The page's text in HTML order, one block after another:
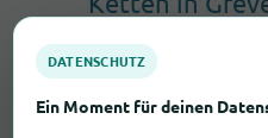
In Greven findest du
DATENSCHUTZ
Ein Moment für deinen